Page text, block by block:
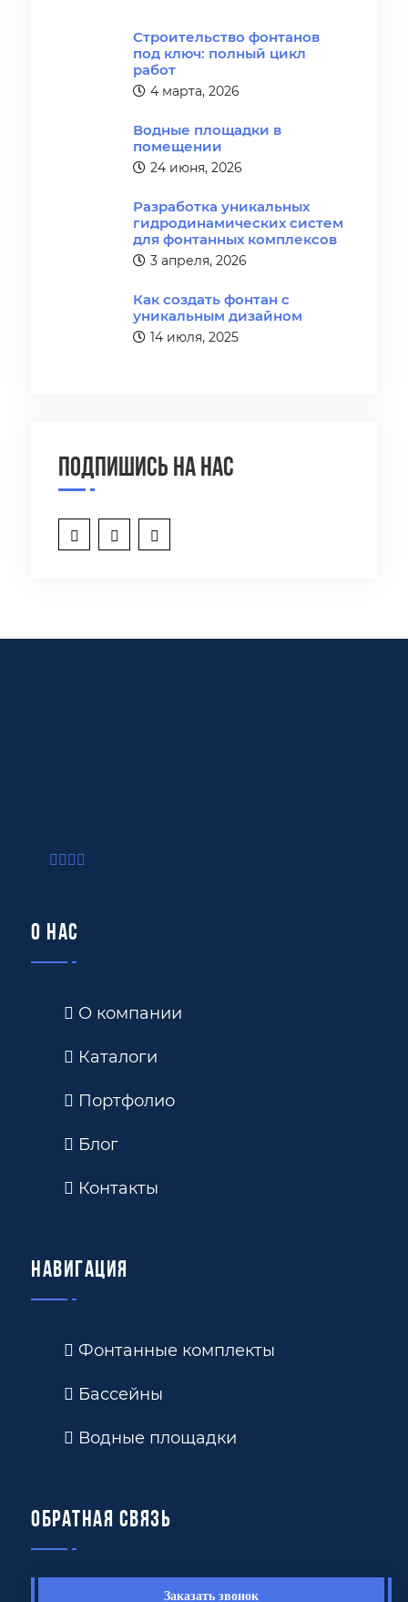
Строительство фонтанов
под ключ: полный цикл
работ
4 марта, 2026
Водные площадки в
помещении
24 июня, 2026
Разработка уникальных
гидродинамических систем
для фонтанных комплексов
3 апреля, 2026
Как создать фонтан с
уникальным дизайном
14 июля, 2025
Подпишись на нас
О нас
О компании
Каталоги
Портфолио
Блог
Контакты
Навигация
Фонтанные комплекты
Бассейны
Водные площадки
Обратная связь
Заказать звонок